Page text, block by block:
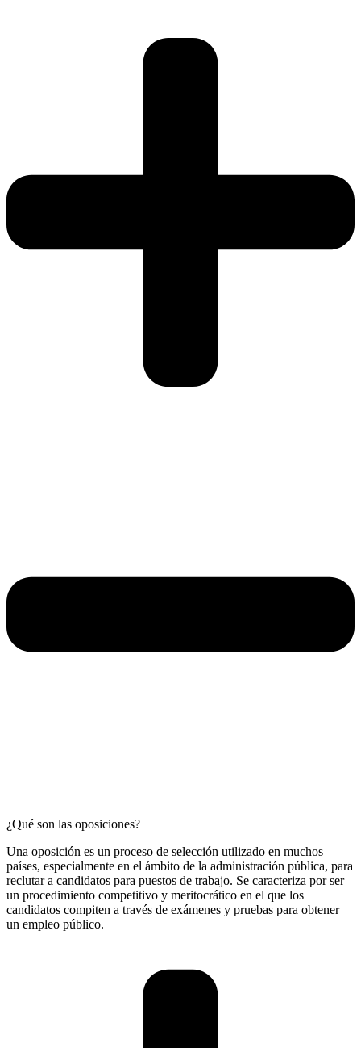
¿Qué son las oposiciones?
Una oposición es un proceso de selección utilizado en muchos
países, especialmente en el ámbito de la administración pública, para
reclutar a candidatos para puestos de trabajo. Se caracteriza por ser
un procedimiento competitivo y meritocrático en el que los
candidatos compiten a través de exámenes y pruebas para obtener
un empleo público.